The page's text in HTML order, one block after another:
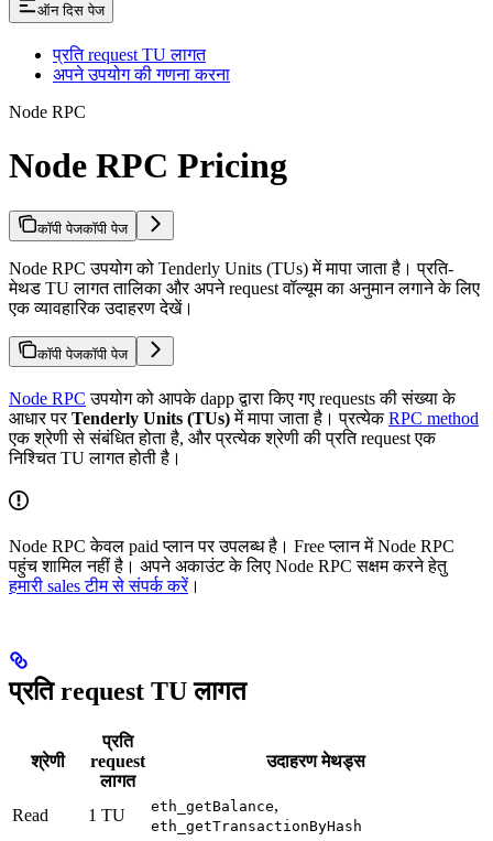
ऑन दिस पेज
प्रति request TU लागत
अपने उपयोग की गणना करना
Node RPC
Node RPC Pricing
कॉपी पेजकॉपी पेज
Node RPC उपयोग को Tenderly Units (TUs) में मापा जाता है। प्रति-
मेथड TU लागत तालिका और अपने request वॉल्यूम का अनुमान लगाने के लिए
एक व्यावहारिक उदाहरण देखें।
कॉपी पेजकॉपी पेज
Node RPC उपयोग को आपके dapp द्वारा किए गए requests की संख्या के
आधार परTenderly Units (TUs)में मापा जाता है। प्रत्येकRPC method
एक श्रेणी से संबंधित होता है, और प्रत्येक श्रेणी की प्रति request एक
निश्चित TU लागत होती है।
Node RPC केवल paid प्लान पर उपलब्ध है। Free प्लान में Node RPC
पहुंच शामिल नहीं है। अपने अकाउंट के लिए Node RPC सक्षम करने हेतु
हमारी sales टीम से संपर्क करें।
प्रति request TU लागत
श्रेणी
प्रति
request
लागत
उदाहरण मेथड्स
Read 1 TU eth_getBalance,
eth_getTransactionByHash